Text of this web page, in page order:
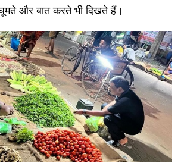
और बात करते भी दिखते हैं।